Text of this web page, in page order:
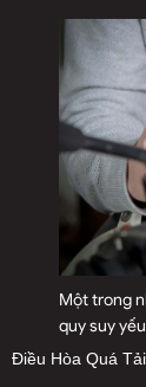
Một trong
quy suy
Điều Hòa Quá